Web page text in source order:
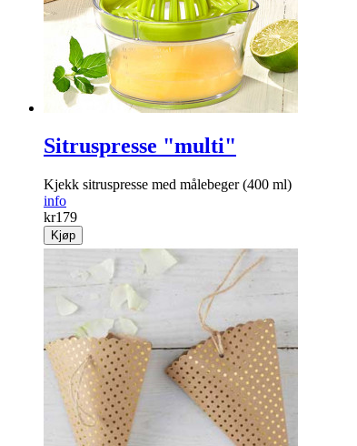
Sitruspresse "multi"
Kjekk sitruspresse med målebeger (400 ml)
info
kr179
Kjøp